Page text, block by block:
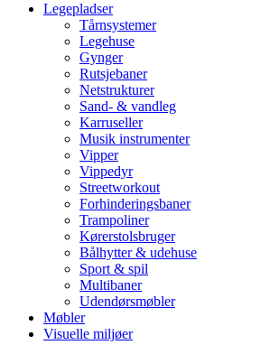
Legepladser
Tårnsystemer
Legehuse
Gynger
Rutsjebaner
Netstrukturer
Sand- & vandleg
Karruseller
Musik instrumenter
Vipper
Vippedyr
Streetworkout
Forhinderingsbaner
Trampoliner
Kørerstolsbruger
Bålhytter & udehuse
Sport & spil
Multibaner
Udendørsmøbler
Møbler
Visuelle miljøer